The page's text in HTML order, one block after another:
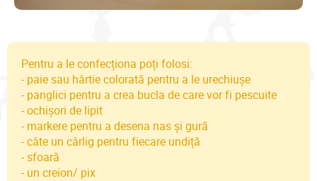
Pentru a le confecționa poți folosi:
- paie sau hârtie colorată pentru a le urechiușe
- panglici pentru a crea bucla de care vor fi pescuite
- ochișori de lipit
- markere pentru a desena nas și gură
- câte un cârlig pentru fiecare undiță
- sfoară
- un creion/ pix